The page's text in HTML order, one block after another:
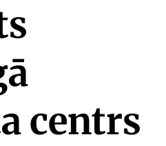
centrs